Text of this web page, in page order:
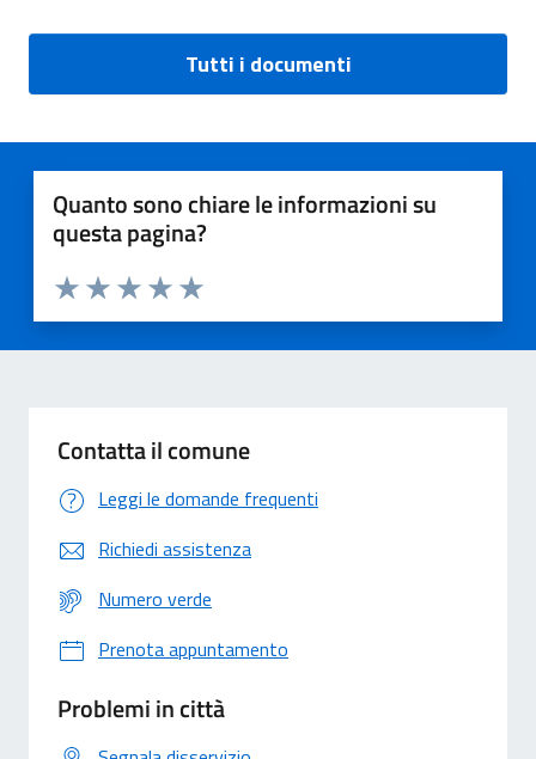
Tutti i documenti
Quanto sono chiare le informazioni su
questa pagina?
Valuta 5 stelle su 5
Valuta 4 stelle su 5
Valuta 3 stelle su 5
Valuta 2 stelle su 5
Valuta 1 stelle su 5
Contatta il comune
Leggi le domande frequenti
Richiedi assistenza
Numero verde
Prenota appuntamento
Problemi in città